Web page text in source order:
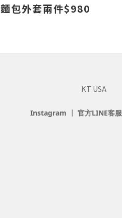
麵包外套兩件$980
KT USA
Instagram ┃ 官方LINE客服